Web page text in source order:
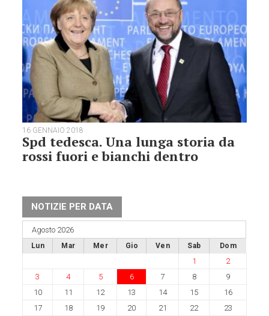
16 GENNAIO 2018
Spd tedesca. Una lunga storia da
rossi fuori e bianchi dentro
NOTIZIE PER DATA
Agosto 2026
Lun Mar Mer Gio Ven Sab Dom
1
2
3
4 5 6 7 8
9
10
11 12 13 14 15
16
17
18 19 20 21 22
23